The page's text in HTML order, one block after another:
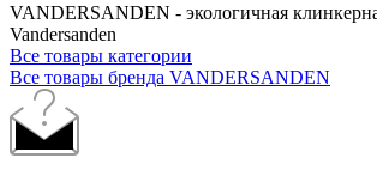
VANDERSANDEN - экологичная
Vandersanden
Все товары категории
Все товары бренда VANDERSANDEN